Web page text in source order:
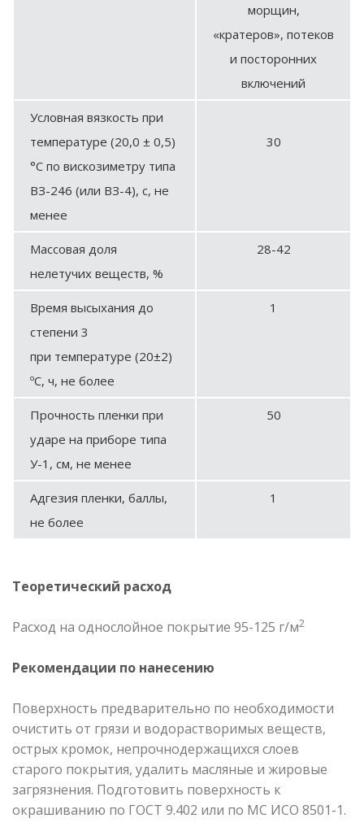
морщин,
«кратеров», потеков
и посторонних
включений
Условная вязкость при
температуре (20,0 ± 0,5)
°С по вискозиметру типа
ВЗ-246 (или ВЗ-4), с, не
менее
30
Массовая доля
нелетучих веществ, %
28-42
Время высыхания до
степени 3
при температуре (20±2)
ºС, ч, не более
1
Прочность пленки при
ударе на приборе типа
У-1, см, не менее
50
Адгезия пленки, баллы,
не более
1
Теоретический расход
Расход на однослойное покрытие 95-125 г/м2
Рекомендации по нанесению
Поверхность предварительно по необходимости
очистить от грязи и водорастворимых веществ,
острых кромок, непрочнодержащихся слоев
старого покрытия, удалить масляные и жировые
загрязнения. Подготовить поверхность к
окрашиванию по ГОСТ 9.402 или по МС ИСО 8501-1.